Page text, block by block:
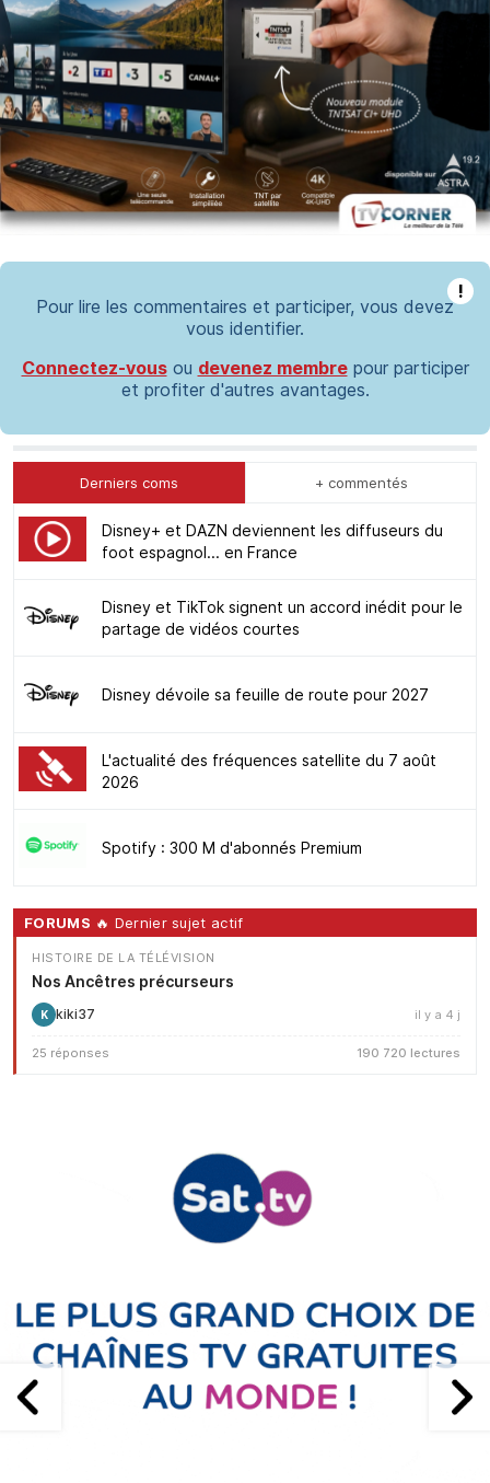
!
Pour lire les commentaires et participer, vous devez
vous identifier.
Connectez-vousou devenez membrepour participer
et profiter d'autres avantages.
Derniers coms + commentés
Disney+ et DAZN deviennent les diffuseurs du
foot espagnol... en France
Disney et TikTok signent un accord inédit pour le
partage de vidéos courtes
Disney dévoile sa feuille de route pour 2027
L'actualité des fréquences satellite du 7 août
2026
Spotify : 300 M d'abonnés Premium
FORUMS 🔥 Dernier sujet actif
HISTOIRE DE LA TÉLÉVISION
Nos Ancêtres précurseurs
K kiki37 il y a 4 j
25 réponses 190 720 lectures